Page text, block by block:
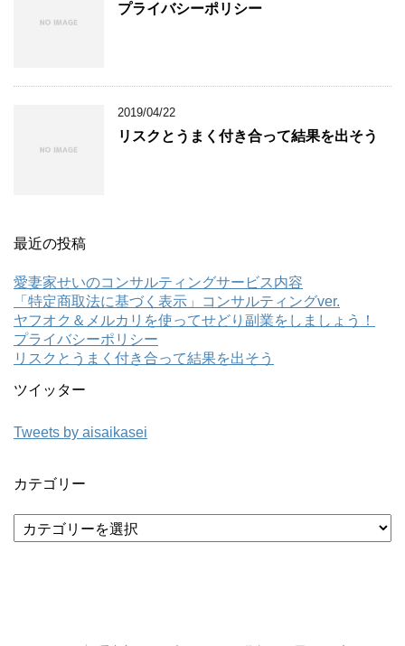
プライバシーポリシー
2019/04/22
リスクとうまく付き合って結果を出そう
最近の投稿
愛妻家せいのコンサルティングサービス内容
「特定商取法に基づく表示」コンサルティングver.
ヤフオク＆メルカリを使ってせどり副業をしましょう！
プライバシーポリシー
リスクとうまく付き合って結果を出そう
ツイッター
Tweets by aisaikasei
カテゴリー
テ